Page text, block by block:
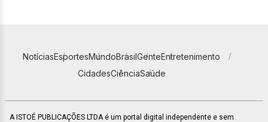
NotíciasEsportesMundoBrasilGenteEntretenimento
CidadesCiênciaSaúde
A ISTOÉ PUBLICAÇÕES LTDA é um portal digital independente e sem